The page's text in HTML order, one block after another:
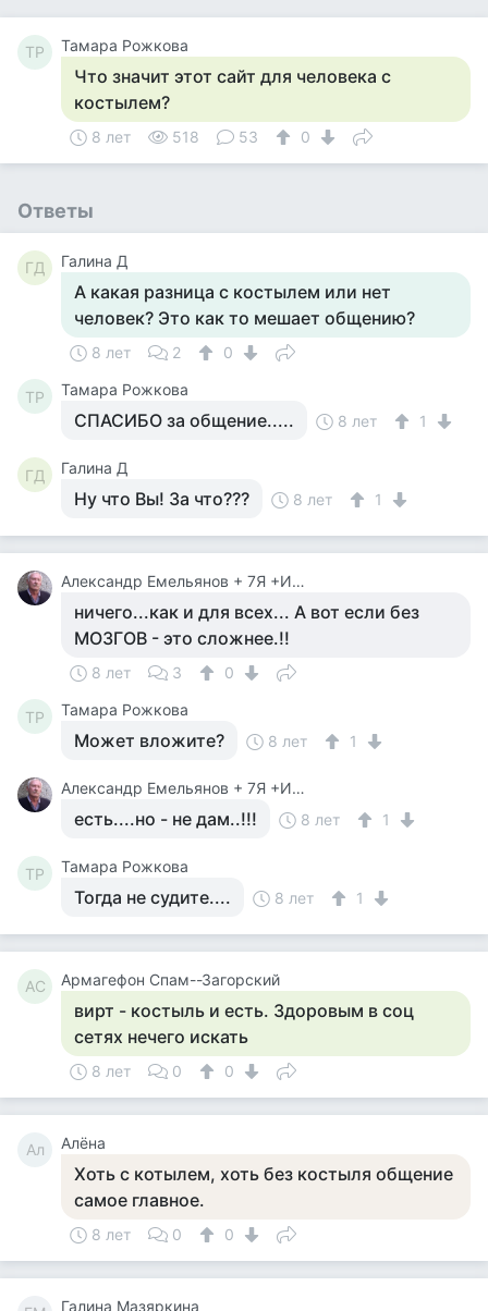
ТР Тамара Рожкова
Что значит этот сайт для человека с
костылем?
8 лет 518 53 0
Ответы
ГД Галина Д
А какая разница с костылем или нет
человек? Это как то мешает общению?
8 лет 2 0
ТР Тамара Рожкова
СПАСИБО за общение..... 8 лет 1
ГД Галина Д
Ну что Вы! За что??? 8 лет 1
Александр Емельянов + 7Я +Инструктор Туризма
ничего...как и для всех... А вот если без
МОЗГОВ - это сложнее.!!
8 лет 3 0
ТР Тамара Рожкова
Может вложите? 8 лет 1
Александр Емельянов + 7Я +Инструктор Туризма
есть....но - не дам..!!! 8 лет 1
ТР Тамара Рожкова
Тогда не судите.... 8 лет 1
АС Армагефон Спам--Загорский
вирт - костыль и есть. Здоровым в соц
сетях нечего искать
8 лет 0 0
Ал Алёна
Хоть с котылем, хоть без костыля общение
самое главное.
8 лет 0 0
Галина Мазяркина